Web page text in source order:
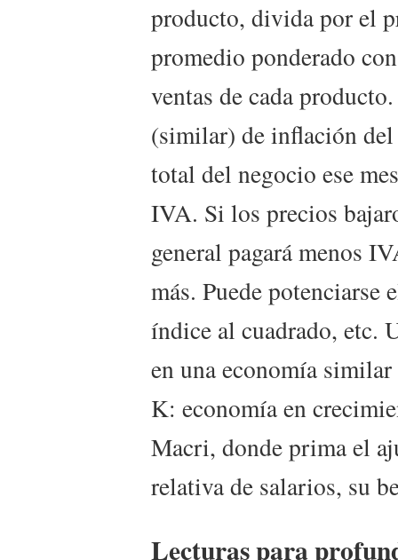
producto, divida por el
promedio ponderado
ventas de cada
(similar) de inflación
total del negocio ese
IVA. Si los precios
general pagará menos
más. Puede
índice al cuadrado, etc.
en una economía
K: economía en
Macri, donde prima el
relativa de salarios, su
Lecturas para